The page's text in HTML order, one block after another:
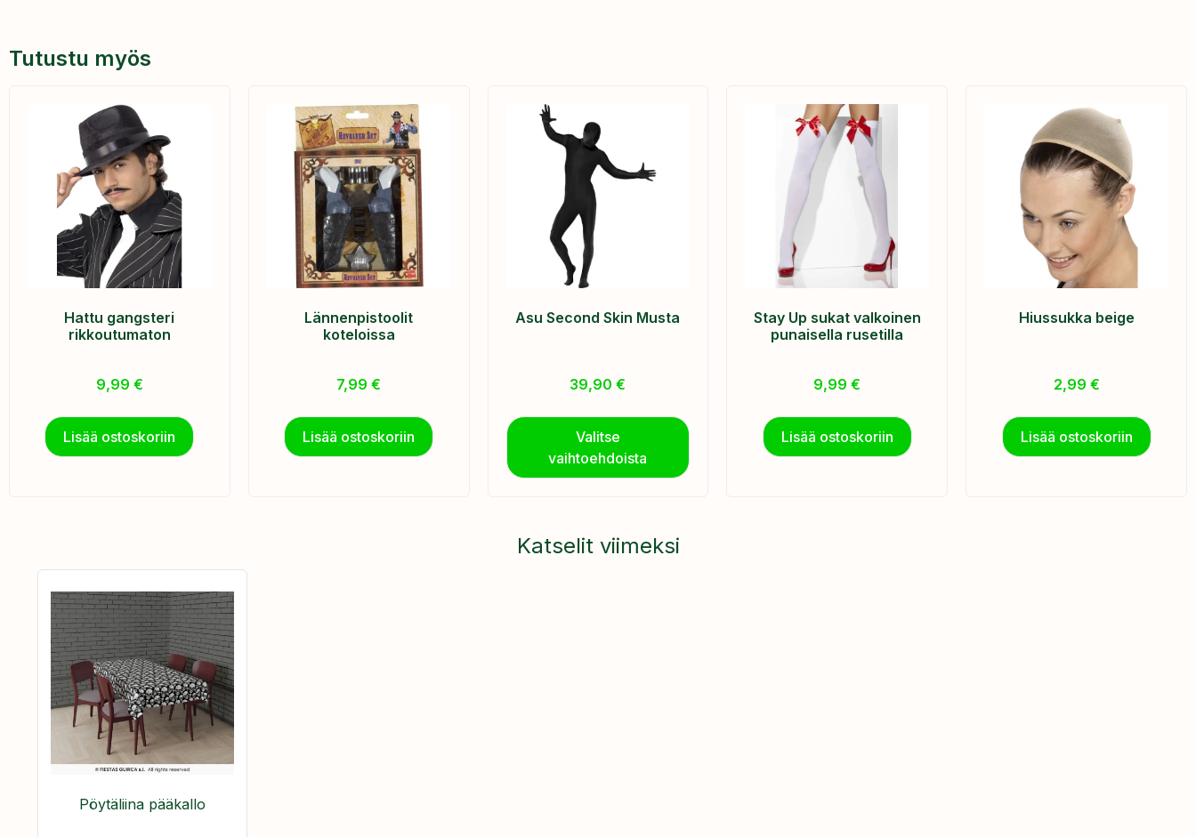
Tutustu myös
Hattu gangsteri
rikkoutumaton
9,99 €
Lisää ostoskoriin
Lännenpistoolit
koteloissa
7,99€
Lisää ostoskoriin
Asu Second Skin Musta
39,90€
Valitse
vaihtoehdoista
Stay Up sukat valkoinen
punaisella rusetilla
9,99€
Lisää ostoskoriin
Hiussukka beige
2,99 €
Lisää ostoskoriin
Katselit viimeksi
Pöytäliina pääkallo